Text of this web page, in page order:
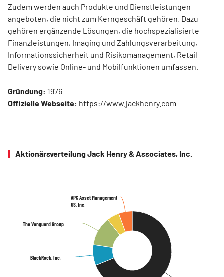
Zudem werden auch Produkte und Dienstleistungen
angeboten, die nicht zum Kerngeschäft gehören. Dazu
gehören ergänzende Lösungen, die hochspezialisierte
Finanzleistungen, Imaging und Zahlungsverarbeitung,
Informationssicherheit und Risikomanagement, Retail
Delivery sowie Online- und Mobilfunktionen umfassen.
Gründung: 1976
Offizielle Webseite: https://www.jackhenry.com
Aktionärsverteilung Jack Henry & Associates, Inc.
BlackRock, Inc.
BlackRock, Inc.
The Vanguard Group
The Vanguard Group
APG Asset Management
US, Inc.
APG Asset Management
US, Inc.